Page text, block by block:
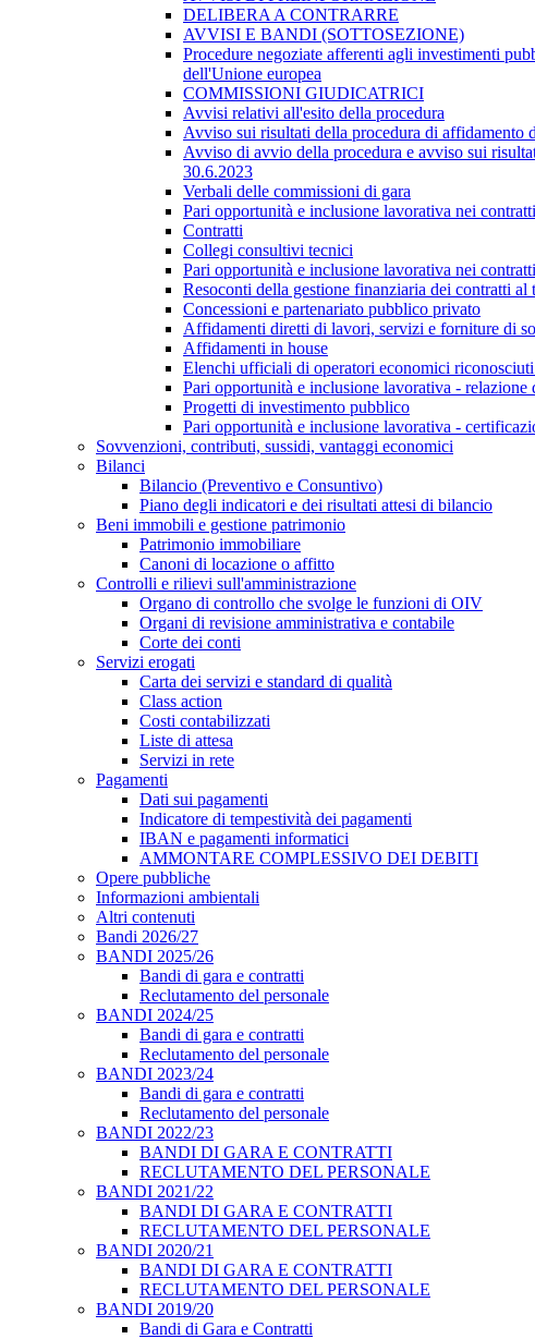
DELIBERA A CONTRARRE
AVVISI E BANDI (SOTTOSEZIONE)
Procedure negoziate afferenti agli investimenti
dell'Unione europea
COMMISSIONI GIUDICATRICI
Avvisi relativi all'esito della procedura
Avviso sui risultati della procedura di affidamento
Avviso di avvio della procedura e avviso sui
30.6.2023
Verbali delle commissioni di gara
Pari opportunità e inclusione lavorativa nei
Contratti
Collegi consultivi tecnici
Pari opportunità e inclusione lavorativa nei
Resoconti della gestione finanziaria dei contratti al
Concessioni e partenariato pubblico privato
Affidamenti diretti di lavori, servizi e forniture di
Affidamenti in house
Elenchi ufficiali di operatori economici
Pari opportunità e inclusione lavorativa - relazione
Progetti di investimento pubblico
Pari opportunità e inclusione lavorativa -
Sovvenzioni, contributi, sussidi, vantaggi economici
Bilanci
Bilancio (Preventivo e Consuntivo)
Piano degli indicatori e dei risultati attesi di bilancio
Beni immobili e gestione patrimonio
Patrimonio immobiliare
Canoni di locazione o affitto
Controlli e rilievi sull'amministrazione
Organo di controllo che svolge le funzioni di OIV
Organi di revisione amministrativa e contabile
Corte dei conti
Servizi erogati
Carta dei servizi e standard di qualità
Class action
Costi contabilizzati
Liste di attesa
Servizi in rete
Pagamenti
Dati sui pagamenti
Indicatore di tempestività dei pagamenti
IBAN e pagamenti informatici
AMMONTARE COMPLESSIVO DEI DEBITI
Opere pubbliche
Informazioni ambientali
Altri contenuti
Bandi 2026/27
BANDI 2025/26
Bandi di gara e contratti
Reclutamento del personale
BANDI 2024/25
Bandi di gara e contratti
Reclutamento del personale
BANDI 2023/24
Bandi di gara e contratti
Reclutamento del personale
BANDI 2022/23
BANDI DI GARA E CONTRATTI
RECLUTAMENTO DEL PERSONALE
BANDI 2021/22
BANDI DI GARA E CONTRATTI
RECLUTAMENTO DEL PERSONALE
BANDI 2020/21
BANDI DI GARA E CONTRATTI
RECLUTAMENTO DEL PERSONALE
BANDI 2019/20
Bandi di Gara e Contratti